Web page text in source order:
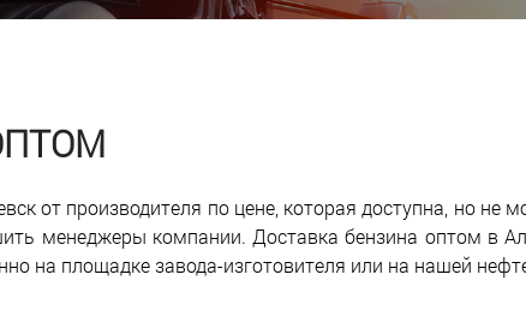
от производителя по цене, которая доступна, но не
менеджеры компании. Доставка бензина оптом в
на площадке завода-изготовителя или на нашей